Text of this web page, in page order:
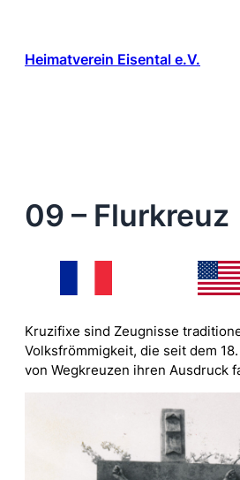
springen
Heimatverein Eisental e.V.
09 – Flurkreuz
Kruzifixe sind Zeugnisse
Volksfrömmigkeit, die seit dem
von Wegkreuzen ihren Ausdruck